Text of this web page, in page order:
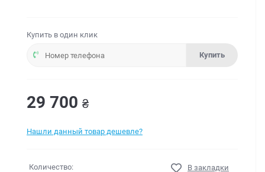
Купить в один клик
Купить
29 700 ₴
Нашли данный товар дешевле?
Количество: В закладки